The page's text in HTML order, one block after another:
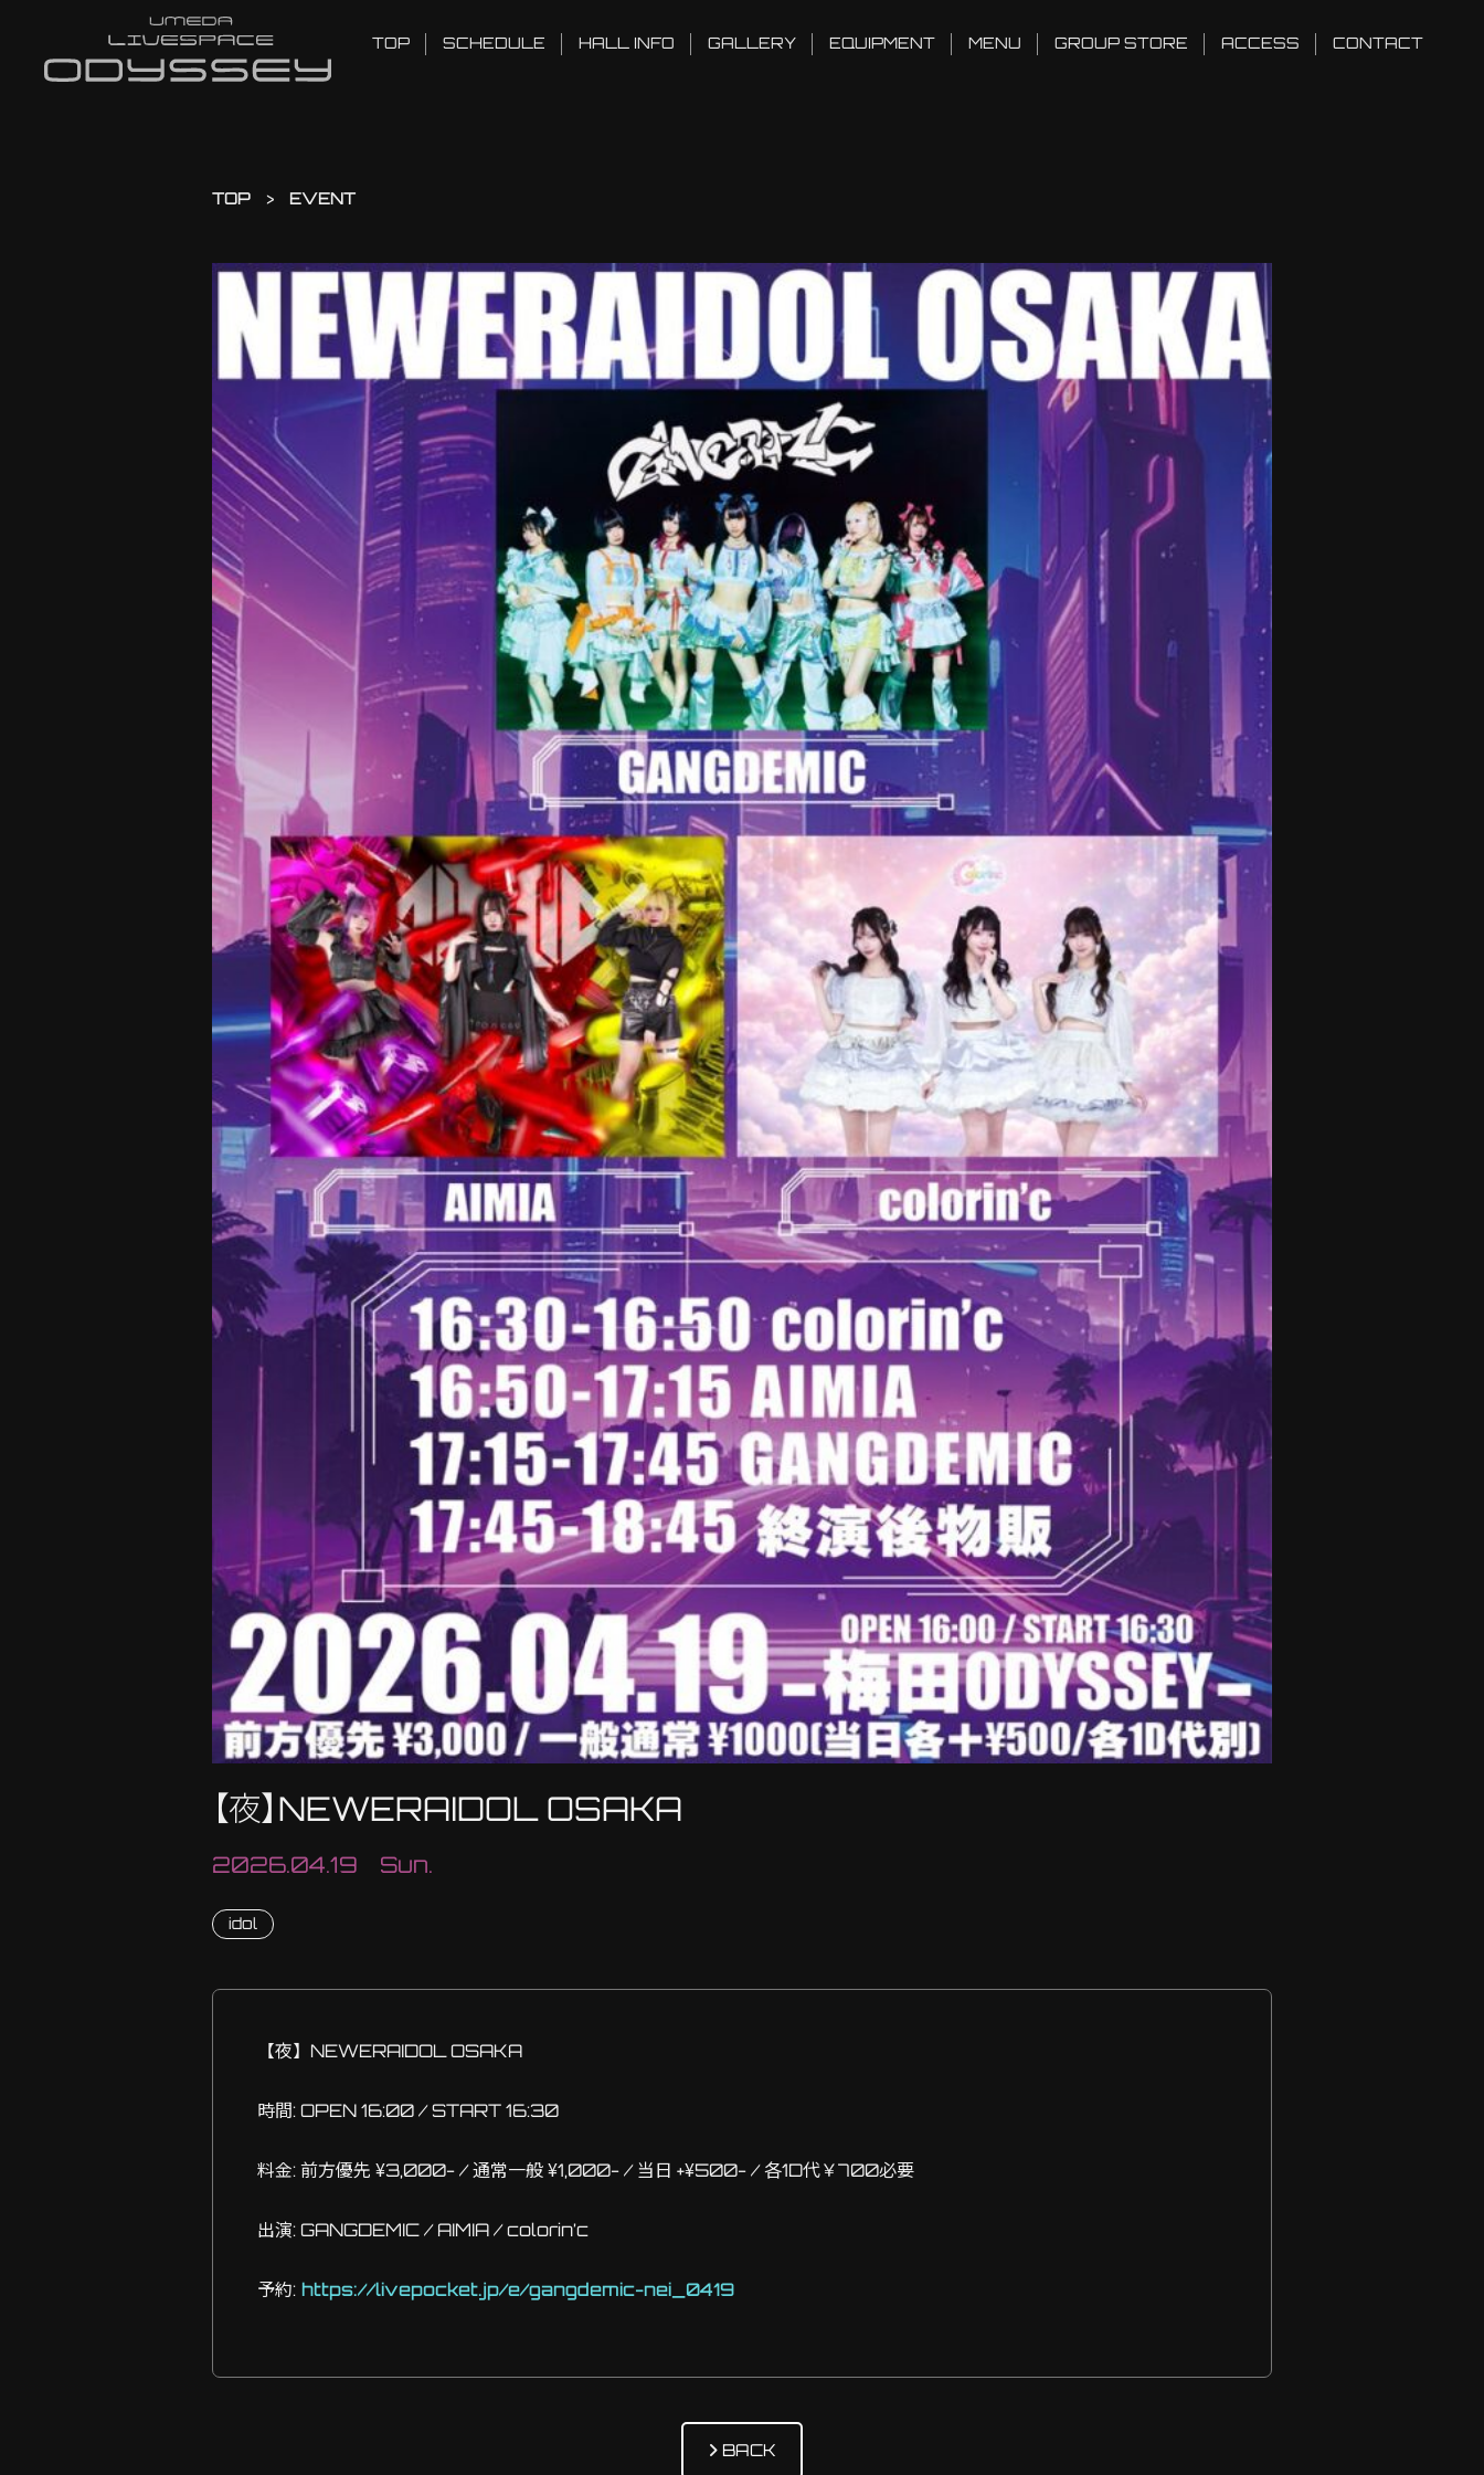
TOP SCHEDULE HALL INFO GALLERY EQUIPMENT MENU GROUP STORE ACCESS CONTACT
TOP EVENT
【夜】NEWERAIDOL OSAKA
2026.04.19 Sun.
idol
【夜】 NEWERAIDOL OSAKA
時間: OPEN 16:00 / START 16:30
料金: 前方優先 ¥3,000- / 通常一般 ¥1,000- / 当日 +¥500- / 各1D代￥700必要
出演: GANGDEMIC / AIMIA / colorin’c
予約: https://livepocket.jp/e/gangdemic-nei_0419
BACK